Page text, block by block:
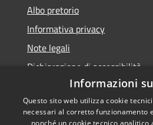
Albo pretorio
Informativa privacy
Note legali
Dichiarazione di accessibilità
Informazioni
Questo sito web utilizza cookie
necessari al corretto funzionamento
nonché un cookie tecnico